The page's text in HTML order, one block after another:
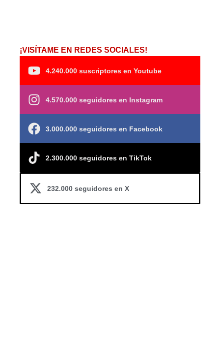
¡VISÍTAME EN REDES SOCIALES!
4.240.000 suscriptores en Youtube
4.570.000 seguidores en Instagram
3.000.000 seguidores en Facebook
2.300.000 seguidores en TikTok
232.000 seguidores en X